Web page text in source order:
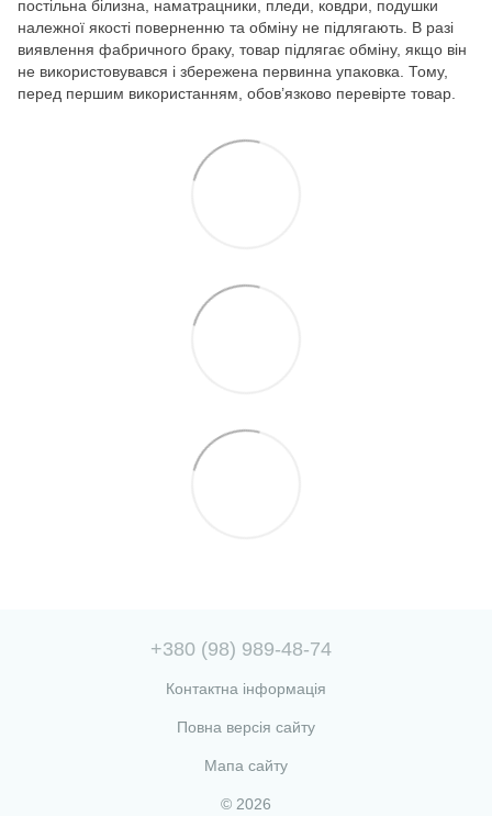
постільна білизна, наматрацники, пледи, ковдри, подушки
належної якості поверненню та обміну не підлягають. В разі
виявлення фабричного браку, товар підлягає обміну, якщо він
не використовувався і збережена первинна упаковка. Тому,
перед першим використанням, обов’язково перевірте товар.
+380 (98) 989-48-74
Контактна інформація
Повна версія сайту
Мапа сайту
© 2026